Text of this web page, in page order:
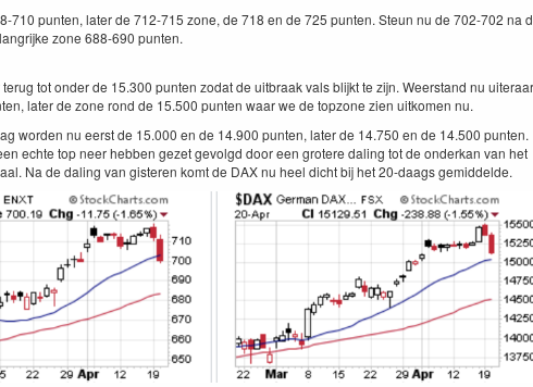
710 punten, later de 712-715 zone, de 718 en de 725 punten. Steun nu de 702-702 na
zone 688-690 punten.
tot onder de 15.300 punten zodat de uitbraak vals blijkt te zijn. Weerstand nu
later de zone rond de 15.500 punten waar we de topzone zien uitkomen nu.
worden nu eerst de 15.000 en de 14.900 punten, later de 14.750 en de 14.500 punten.
echte top neer hebben gezet gevolgd door een grotere daling tot de onderkan van het
Na de daling van gisteren komt de DAX nu heel dicht bij het 20-daags gemiddelde.